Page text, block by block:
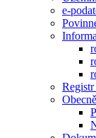
e-
Registr